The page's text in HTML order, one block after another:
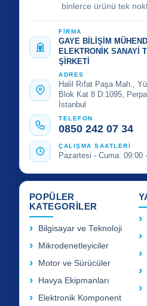
binlerce ürünü tek
FİRMA
GAYE BİLİŞİM
ELEKTRONİK SANAYİ
ŞİRKETİ
ADRES
Halil Rıfat Paşa Mah.,
Blok Kat 8 D:1095,
İstanbul
TELEFON
0850 242 07 34
ÇALIŞMA SAATLERİ
Pazartesi - Cuma: 09:00
POPÜLER
KATEGORİLER
Bilgisayar ve Teknoloji
Mikrodenetleyiciler
Motor ve Sürücüler
Havya Ekipmanları
Elektronik Komponent